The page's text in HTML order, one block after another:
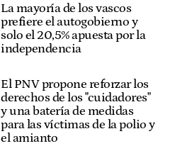
La mayoría de los vascos
prefiere el autogobierno y
solo el 20,5% apuesta por la
independencia
El PNV propone reforzar los
derechos de los "cuidadores"
y una batería de medidas
para las víctimas de la polio y
el amianto